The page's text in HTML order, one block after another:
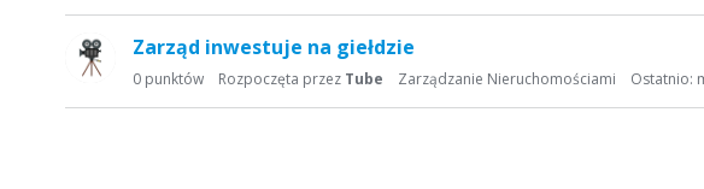
Zarząd inwestuje na giełdzie
0 punktów Rozpoczęta przez Tube Ostatnio:
Zarządzanie Nieruchomościami